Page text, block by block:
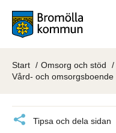
Start Omsorg och stöd
Vård- och omsorgsboende
Tipsa och dela sidan